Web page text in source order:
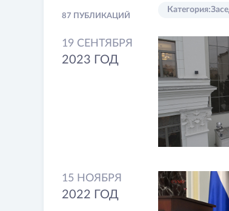
87 ПУБЛИКАЦИЙ
Категория:
19 СЕНТЯБРЯ
2023 ГОД
15 НОЯБРЯ
2022 ГОД